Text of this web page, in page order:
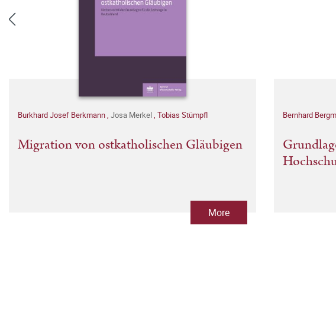
Burkhard Josef Berkmann, Josa Merkel, Tobias Stümpfl
Migration von ostkatholischen Gläubigen
More
Bernhard